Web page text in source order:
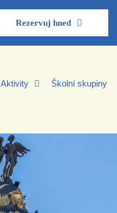
Rezervuj hned
Aktivity Školní skupiny